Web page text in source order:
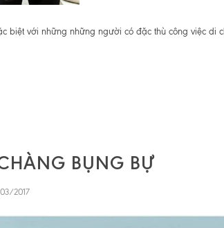
biệt với những những người có đặc thù công việc di
BỤNG BỰ
2017